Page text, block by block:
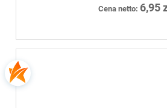
Cena netto: 6,95